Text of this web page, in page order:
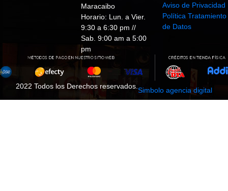
Maracaibo
Horario: Lun. a Vier.
9:30 a 6:30 pm //
Sab. 9:00 am a 5:00
pm
Aviso de Privacidad
Política Tratamiento
de Datos
2022 Todos los Derechos reservados. Simbolo agencia digital